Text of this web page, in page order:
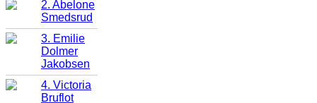
2. Abelone
Smedsrud
3. Emilie
Dolmer
Jakobsen
4. Victoria
Bruflot